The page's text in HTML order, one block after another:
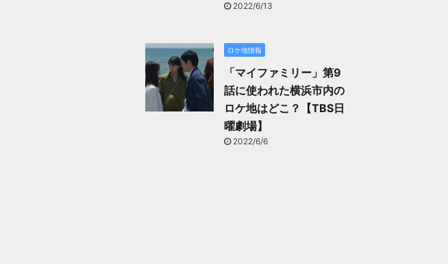
2022/6/13
ロケ地情報
「マイファミリー」第9
話に使われた横浜市内の
ロケ地はどこ？【TBS日
曜劇場】
2022/6/6